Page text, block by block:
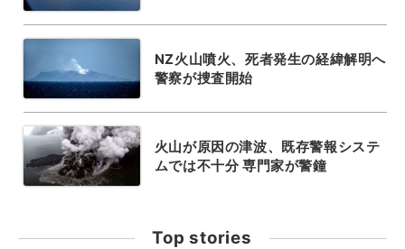
NZ火山噴火、死者発生の経緯解明へ
警察が捜査開始
火山が原因の津波、既存警報システ
ムでは不十分 専門家が警鐘
Top stories